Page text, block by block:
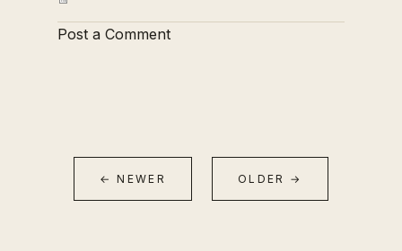
Post a Comment
← NEWER OLDER →